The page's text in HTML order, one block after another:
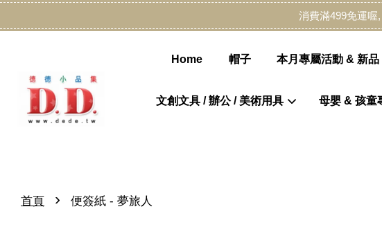
消費滿499免運喔
Home 帽子 本月專屬活動 & 新品
文創文具 / 辦公 / 美術用具 母嬰 & 孩童
首頁 › 便簽紙 - 夢旅人